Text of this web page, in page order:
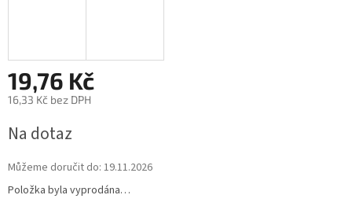
19,76 Kč
16,33 Kč bez DPH
cena:
Na dotaz
Můžeme doručit do: 19.11.2026
Položka byla vyprodána…